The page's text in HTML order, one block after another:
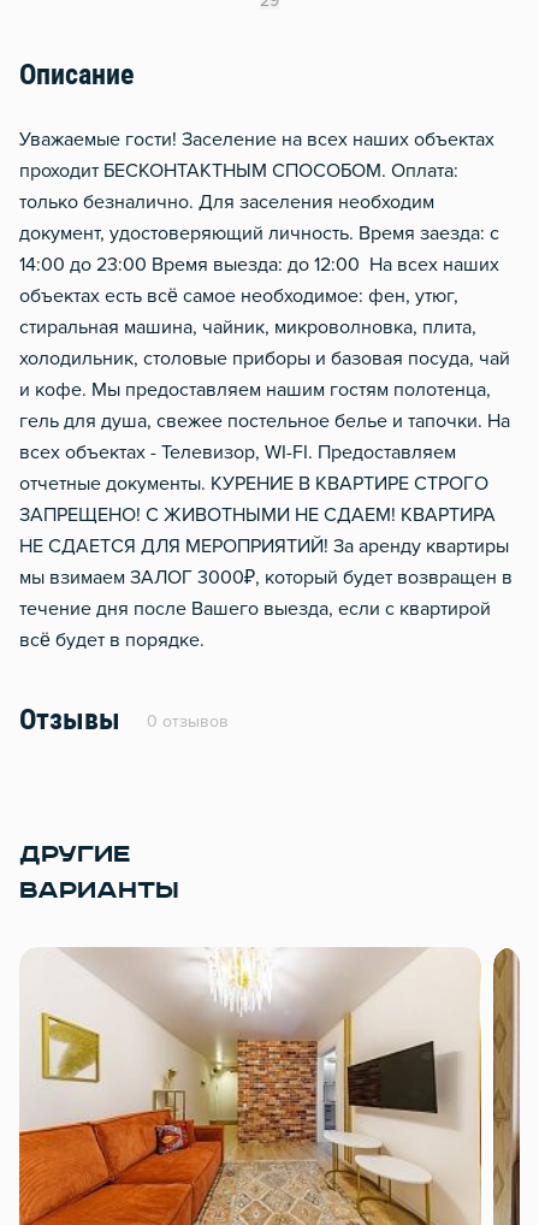
Описание
Уважаемые гости! Заселение на всех наших объектах
проходит БЕСКОНТАКТНЫМ СПОСОБОМ. Оплата:
только безналично. Для заселения необходим
документ, удостоверяющий личность. Время заезда: с
14:00 до 23:00 Время выезда: до 12:00 На всех наших
объектах есть всё самое необходимое: фен, утюг,
стиральная машина, чайник, микроволновка, плита,
холодильник, столовые приборы и базовая посуда, чай
и кофе. Мы предоставляем нашим гостям полотенца,
гель для душа, свежее постельное белье и тапочки. На
всех объектах - Телевизор, WI-FI. Предоставляем
отчетные документы. КУРЕНИЕ В КВАРТИРЕ СТРОГО
ЗАПРЕЩЕНО! С ЖИВОТНЫМИ НЕ СДАЕМ! КВАРТИРА
НЕ СДАЕТСЯ ДЛЯ МЕРОПРИЯТИЙ! За аренду квартиры
мы взимаем ЗАЛОГ 3000₽, который будет возвращен в
течение дня после Вашего выезда, если с квартирой
всё будет в порядке.
Отзывы 0 отзывов
ДРУГИЕ
ВАРИАНТЫ